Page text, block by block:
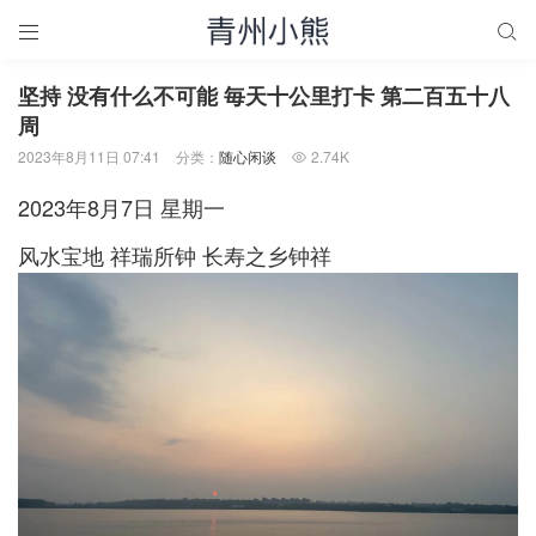
 
坚持 没有什么不可能 毎天十公里打卡 第二百五十八
周
2023年8月11日 07:41 分类： 随心闲谈  2.74K
2023年8月7日 星期一
风水宝地 祥瑞所钟 长寿之乡钟祥